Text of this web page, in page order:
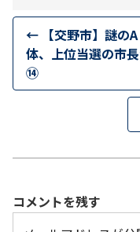
← 【交野市】謎の
体、上位当選の市
⑭
コメントを残す